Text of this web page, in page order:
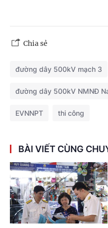
Chia sẻ
đường dây 500kV mạch 3
đường dây 500kV NMNĐ
EVNNPT thi công
BÀI VIẾT CÙNG